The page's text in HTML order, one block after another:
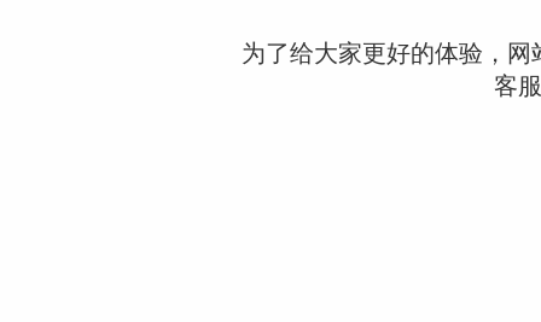
为了给大家更好的体验，
客